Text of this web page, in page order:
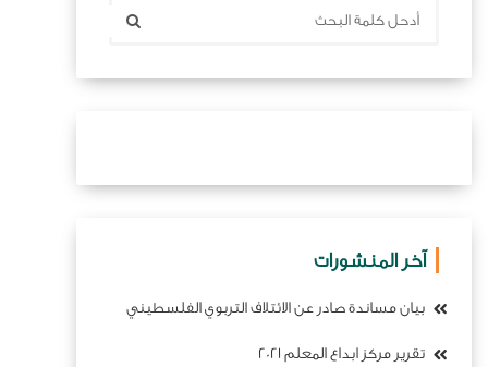
آخر المنشورات
بيان مساندة صادر عن الائتلاف التربوي الفلسطيني
تقرير مركز ابداع المعلم 2021